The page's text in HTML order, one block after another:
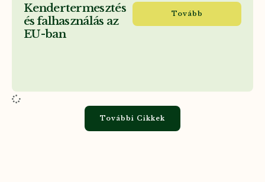
Kendertermesztés
és falhasználás az
EU-ban
Tovább
További Cikkek